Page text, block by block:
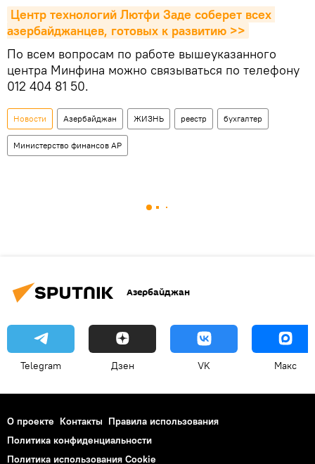
Центр технологий Лютфи Заде соберет всех
азербайджанцев, готовых к развитию >>
По всем вопросам по работе вышеуказанного
центра Минфина можно связываться по телефону
012 404 81 50.
Новости Азербайджан ЖИЗНЬ реестр бухгалтер
Министерство финансов АР
Азербайджан
Telegram Дзен VK Макс
О проекте Контакты Правила использования
Политика конфиденциальности
Политика использования Cookie